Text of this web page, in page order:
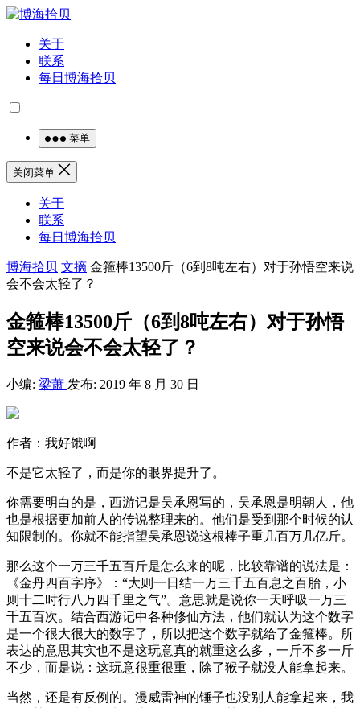
关于
联系
每日博海拾贝
菜单
关闭菜单
关于
联系
每日博海拾贝
博海拾贝 文摘 金箍棒13500斤（6到8吨左右）对于孙悟空来说
会不会太轻了？
金箍棒13500斤（6到8吨左右）对于孙悟
空来说会不会太轻了？
小编: 梁萧 发布: 2019 年 8 月 30 日
作者：我好饿啊
不是它太轻了，而是你的眼界提升了。
你需要明白的是，西游记是吴承恩写的，吴承恩是明朝人，他
也是根据更加前人的传说整理来的。他们是受到那个时候的认
知限制的。你就不能指望吴承恩说这根棒子重几百万几亿斤。
那么这个一万三千五百斤是怎么来的呢，比较靠谱的说法是：
《金丹四百字序》：“大则一日结一万三千五百息之百胎，小
则十二时行八万四千里之气”。意思就是说你一天呼吸一万三
千五百次。结合西游记中各种修仙方法，他们就认为这个数字
是一个很大很大的数字了，所以把这个数字就给了金箍棒。所
表达的意思其实也不是这玩意真的就重这么多，一斤不多一斤
不少，而是说：这玩意很重很重，除了猴子就没人能拿起来。
当然，还是有反例的。漫威雷神的锤子也没别人能拿起来，我